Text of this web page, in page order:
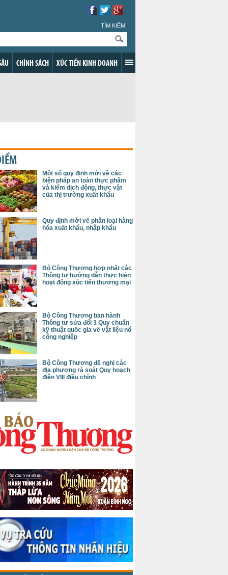
TÌM KIẾM
CHÍNH SÁCH XÚC TIẾN KINH DOANH
Một số quy định mới về các
biện pháp an toàn thực phẩm
và kiểm dịch động, thực vật
của thị trường xuất khẩu
Quy định mới về phân loại hàng
hóa xuất khẩu, nhập khẩu
Bộ Công Thương hợp nhất các
Thông tư hướng dẫn thực hiện
hoạt động xúc tiến thương mại
Bộ Công Thương ban hành
Thông tư sửa đổi 3 Quy chuẩn
kỹ thuật quốc gia về vật liệu nổ
công nghiệp
Bộ Công Thương đề nghị các
địa phương rà soát Quy hoạch
điện VIII điều chỉnh